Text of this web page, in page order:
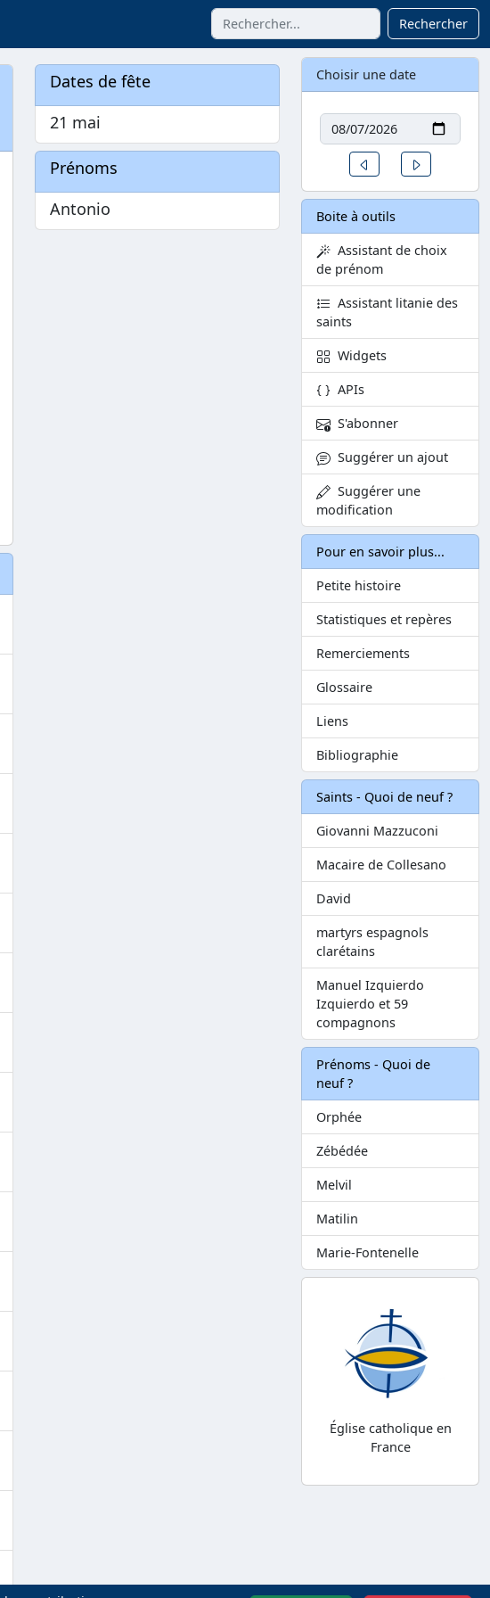
Rechercher
Dates de fête
21 mai
Prénoms
Antonio
Choisir une date
Date
Un jour avant
Boite à outils
Assistant de choix
de prénom
Assistant litanie des
saints
Widgets
APIs
S'abonner
Suggérer un ajout
Suggérer une
modification
Pour en savoir plus...
Petite histoire
Statistiques et repères
Remerciements
Glossaire
Liens
Bibliographie
Saints - Quoi de neuf ?
Giovanni Mazzuconi
Macaire de Collesano
David
martyrs espagnols
clarétains
Manuel Izquierdo
Izquierdo et 59
compagnons
Prénoms - Quoi de
neuf ?
Orphée
Zébédée
Melvil
Matilin
Marie-Fontenelle
Église catholique en
France